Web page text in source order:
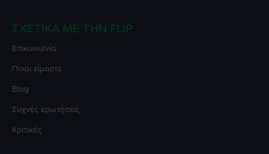
ΣΧΕΤΙΚΆ ΜΕ ΤΗΝ FLIP
Επικοινωνία
Ποιοι είμαστε
Blog
Συχνές ερωτήσεις
Κριτικές